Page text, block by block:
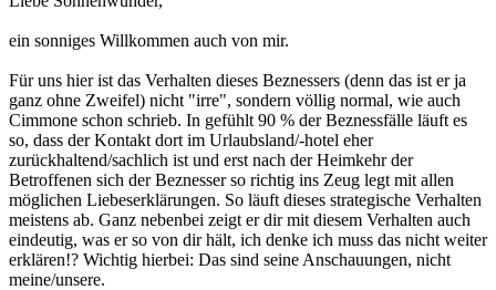
ein sonniges Willkommen auch von mir.
Für uns hier ist das Verhalten dieses Beznessers (denn das ist er ja
ganz ohne Zweifel) nicht "irre", sondern völlig normal, wie auch
Cimmone schon schrieb. In gefühlt 90 % der Beznessfälle läuft es
so, dass der Kontakt dort im Urlaubsland/-hotel eher
zurückhaltend/sachlich ist und erst nach der Heimkehr der
Betroffenen sich der Beznesser so richtig ins Zeug legt mit allen
möglichen Liebeserklärungen. So läuft dieses strategische Verhalten
meistens ab. Ganz nebenbei zeigt er dir mit diesem Verhalten auch
eindeutig, was er so von dir hält, ich denke ich muss das nicht weiter
erklären!? Wichtig hierbei: Das sind seine Anschauungen, nicht
meine/unsere.